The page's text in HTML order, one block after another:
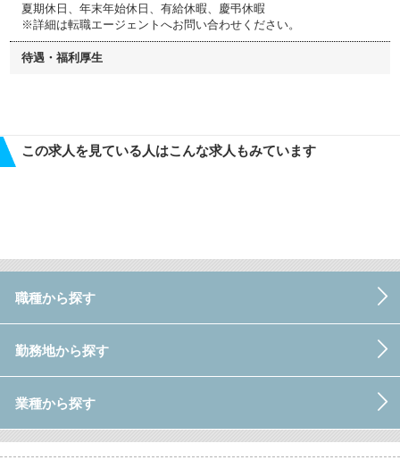
夏期休日、年末年始休日、有給休暇、慶弔休暇
※詳細は転職エージェントへお問い合わせください。
待遇・福利厚生
この求人を見ている人はこんな求人もみています
職種から探す
勤務地から探す
業種から探す